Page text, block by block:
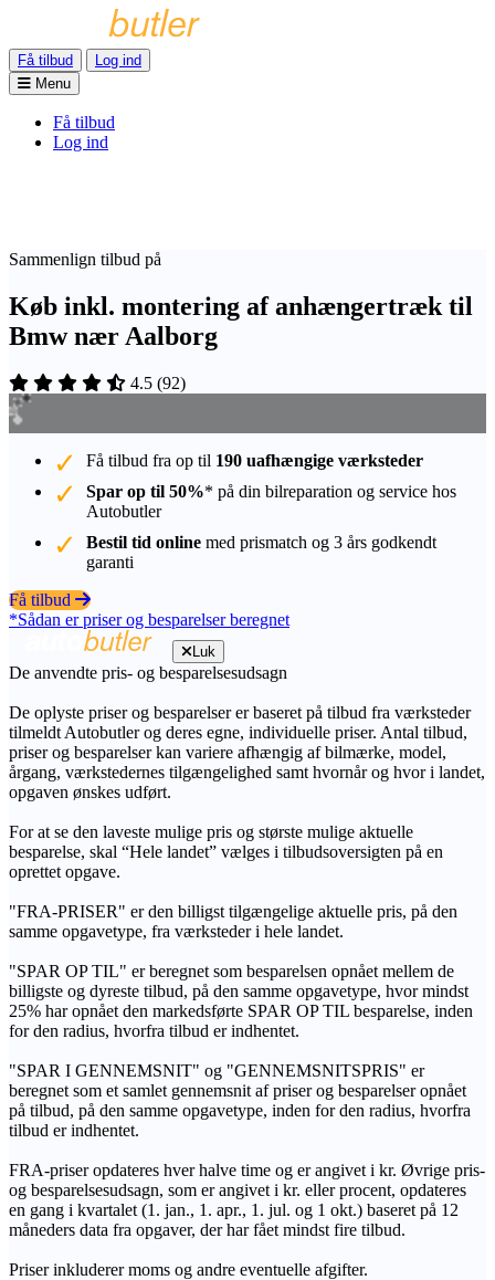
Få tilbud
Log ind
Menu
Få tilbud
Log ind
Sammenlign tilbud på
Køb inkl. montering af anhængertræk til
Bmw nær Aalborg
4.5 (92)
Få tilbud fra op til 190 uafhængige værksteder
Spar op til 50%* på din bilreparation og service hos
Autobutler
Bestil tid online med prismatch og 3 års godkendt
garanti
Få tilbud
*Sådan er priser og besparelser beregnet
Luk
De anvendte pris- og besparelsesudsagn
De oplyste priser og besparelser er baseret på tilbud fra værksteder
tilmeldt Autobutler og deres egne, individuelle priser. Antal tilbud,
priser og besparelser kan variere afhængig af bilmærke, model,
årgang, værkstedernes tilgængelighed samt hvornår og hvor i landet,
opgaven ønskes udført.
For at se den laveste mulige pris og største mulige aktuelle
besparelse, skal “Hele landet” vælges i tilbudsoversigten på en
oprettet opgave.
"FRA-PRISER" er den billigst tilgængelige aktuelle pris, på den
samme opgavetype, fra værksteder i hele landet.
"SPAR OP TIL" er beregnet som besparelsen opnået mellem de
billigste og dyreste tilbud, på den samme opgavetype, hvor mindst
25% har opnået den markedsførte SPAR OP TIL besparelse, inden
for den radius, hvorfra tilbud er indhentet.
"SPAR I GENNEMSNIT" og "GENNEMSNITSPRIS" er
beregnet som et samlet gennemsnit af priser og besparelser opnået
på tilbud, på den samme opgavetype, inden for den radius, hvorfra
tilbud er indhentet.
FRA-priser opdateres hver halve time og er angivet i kr. Øvrige pris-
og besparelsesudsagn, som er angivet i kr. eller procent, opdateres
en gang i kvartalet (1. jan., 1. apr., 1. jul. og 1 okt.) baseret på 12
måneders data fra opgaver, der har fået mindst fire tilbud.
Priser inkluderer moms og andre eventuelle afgifter.